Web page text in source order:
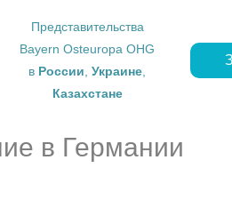
Представительства
Bayern Osteuropa OHG
в России ,Украине
Казахстане
в Германии